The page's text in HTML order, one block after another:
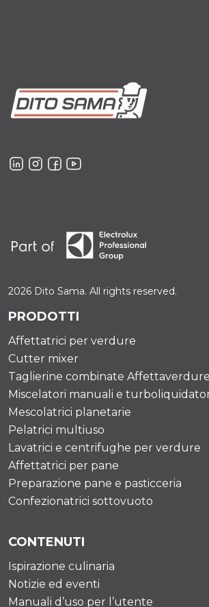
2026 Dito Sama. All rights reserved.
PRODOTTI
Affettatrici per verdure
Cutter mixer
Taglierine combinate Affettaverdure
Miscelatori manuali e
Mescolatrici planetarie
Pelatrici multiuso
Lavatrici e centrifughe per verdure
Affettatrici per pane
Preparazione pane e pasticceria
Confezionatrici sottovuoto
CONTENUTI
Ispirazione culinaria
Notizie ed eventi
Manuali d’uso per l’utente